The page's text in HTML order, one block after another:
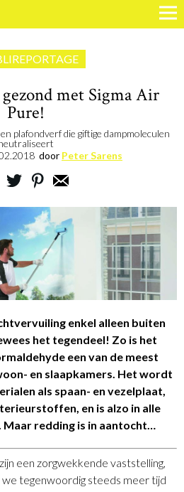
met Sigma Air
Pure!
plafondverf die giftige dampmoleculen
door Peter Sarens
enkel alleen buiten
het tegendeel! Zo is het
een van de meest
en slaapkamers. Het wordt
als spaan- en vezelplaat,
en is alzo in alle
Maar redding is in aantocht…
een zorgwekkende vaststelling,
tegenwoordig steeds meer tijd